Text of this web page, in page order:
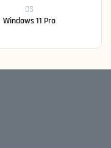
OS
Windows 11 Pro